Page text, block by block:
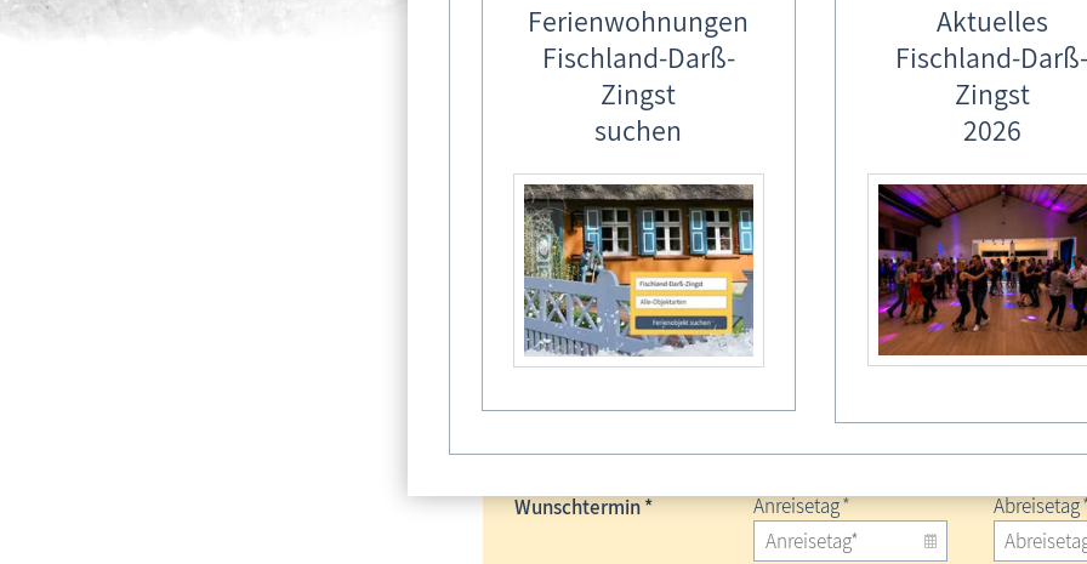
Fischland-Darß-Zingst - Ostseeheilbad Zingst
unverbindliche Buchungsanfrage
Ferienwohnung - Unterkunft 3 - M&M
Diese unverbindliche Buchungsanfrage wird,
per E-Mail, direkt zum Gastgeber weitergeleitet.
Bitte füllen Sie alle mit dem * gekennzeichneten Felder
Wunschtermin * Anreisetag* Abreisetag
Ferienwohnungen
Fischland-Darß-
Zingst
suchen
Aktuelles
Fischland-
Zingst
2026